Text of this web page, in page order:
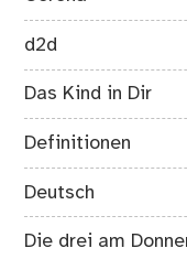
d2d
Das Kind in Dir
Definitionen
Deutsch
Die drei am